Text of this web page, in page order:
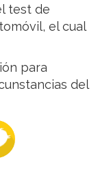
test de
el cual
para
del